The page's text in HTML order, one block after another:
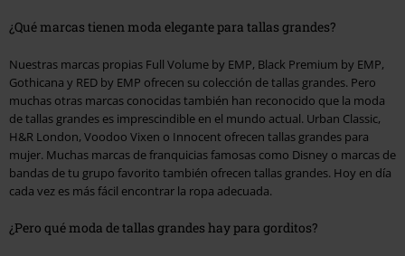
¿Qué marcas tienen moda elegante para tallas grandes?
Nuestras marcas propias Full Volume by EMP, Black Premium by EMP,
Gothicana y RED by EMP ofrecen su colección de tallas grandes. Pero
muchas otras marcas conocidas también han reconocido que la moda
de tallas grandes es imprescindible en el mundo actual. Urban Classic,
H&R London, Voodoo Vixen o Innocent ofrecen tallas grandes para
mujer. Muchas marcas de franquicias famosas como Disney o marcas de
bandas de tu grupo favorito también ofrecen tallas grandes. Hoy en día
cada vez es más fácil encontrar la ropa adecuada.
¿Pero qué moda de tallas grandes hay para gorditos?